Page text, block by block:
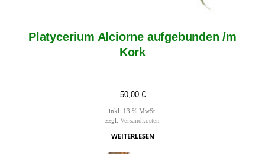
Platycerium Alciorne aufgebunden /m
Kork
50,00 €
inkl. 13 % MwSt.
zzgl. Versandkosten
WEITERLESEN